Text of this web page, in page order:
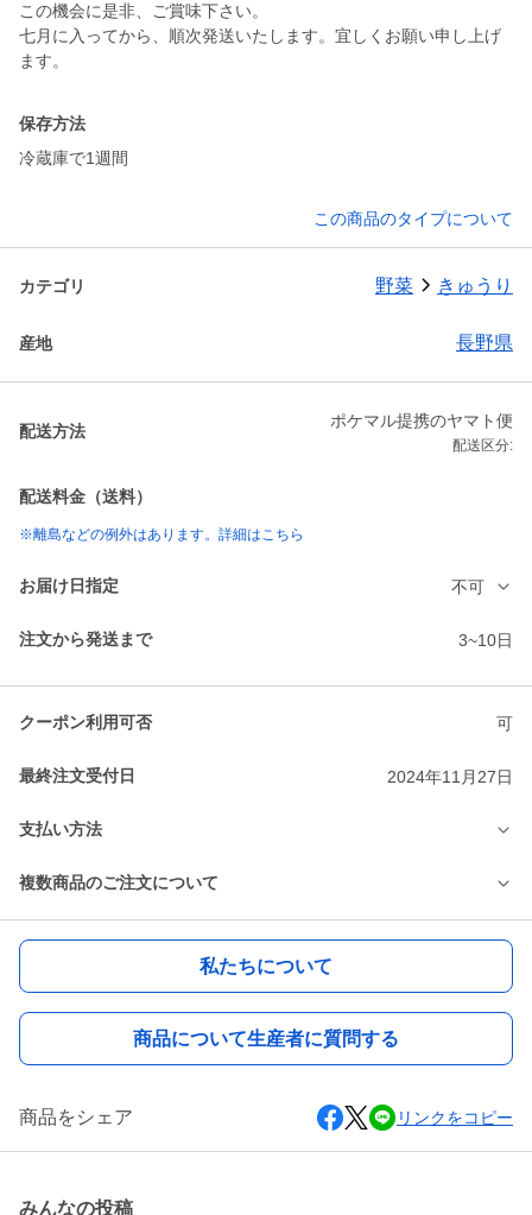
この機会に是非、ご賞味下さい。
七月に入ってから、順次発送いたします。宜しくお願い申し上げ
ます。
保存方法
冷蔵庫で1週間
この商品のタイプについて
カテゴリ 野菜 きゅうり
産地 長野県
配送方法
ポケマル提携のヤマト便
配送区分:
配送料金（送料）
※離島などの例外はあります。詳細はこちら
お届け日指定 不可
注文から発送まで 3~10日
クーポン利用可否 可
最終注文受付日 2024年11月27日
支払い方法
複数商品のご注文について
私たちについて
商品について生産者に質問する
商品をシェア リンクをコピー
みんなの投稿